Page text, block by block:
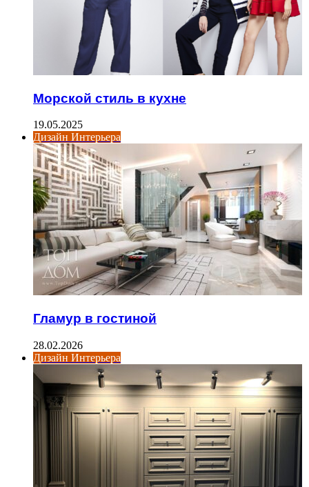
Морской стиль в кухне
19.05.2025
Дизайн Интерьера
Гламур в гостиной
28.02.2026
Дизайн Интерьера